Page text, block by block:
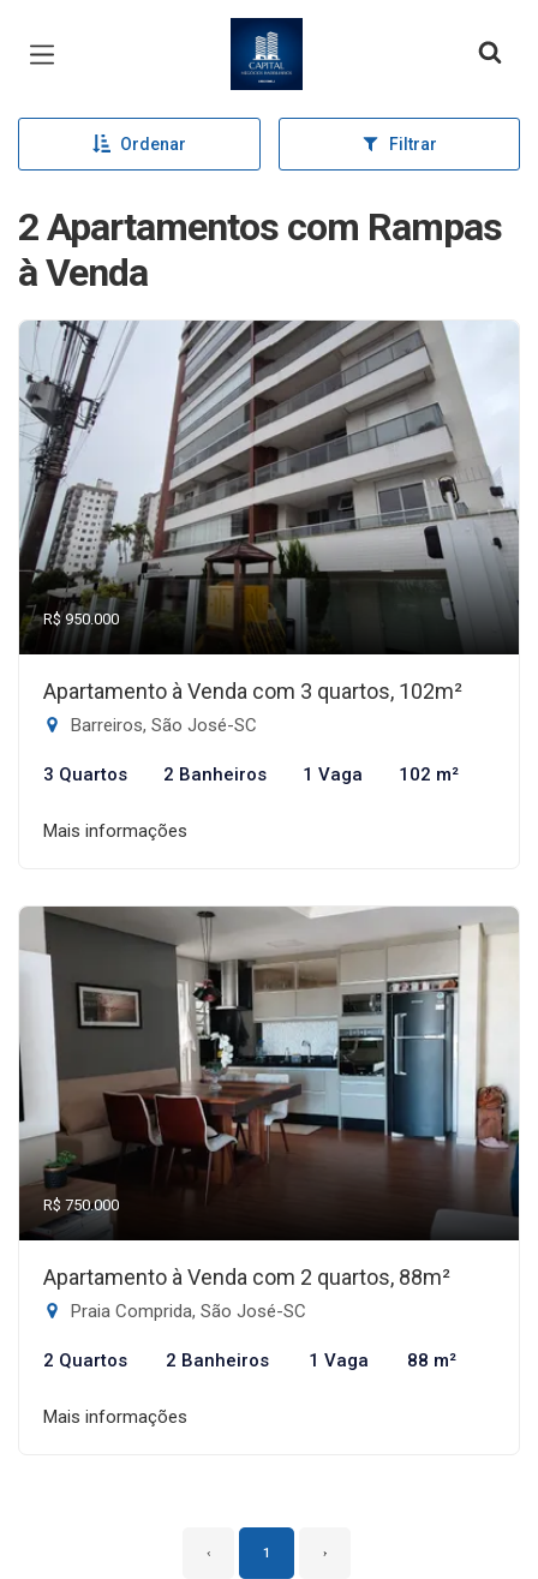
Página inicial
Ordenar Filtrar
2 Apartamentos com Rampas
à Venda
R$ 950.000
Apartamento à Venda com 3 quartos, 102m²
Barreiros, São José-SC
3 Quartos 2 Banheiros 1 Vaga 102 m²
Mais informações
R$ 750.000
Apartamento à Venda com 2 quartos, 88m²
Praia Comprida, São José-SC
2 Quartos 2 Banheiros 1 Vaga 88 m²
Mais informações
‹ 1 ›